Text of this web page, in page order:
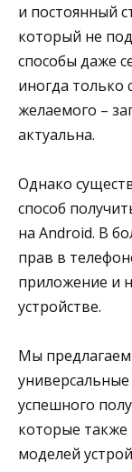
и постоянный
который не
способы даже
иногда
желаемого –
актуальна.
Однако
способ
на Android. В
прав в
приложение и
устройстве.
Мы
успешного
которые
моделей